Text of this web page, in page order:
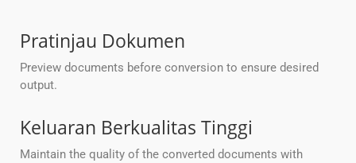
Pratinjau Dokumen
Preview documents before conversion to ensure desired
output.
Keluaran Berkualitas Tinggi
Maintain the quality of the converted documents with